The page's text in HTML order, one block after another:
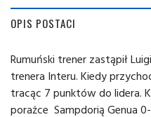
OPIS POSTACI
Rumuński trener zastąpił
trenera Interu. Kiedy
tracąc 7 punktów do lidera.
porażce Sampdorią Genua